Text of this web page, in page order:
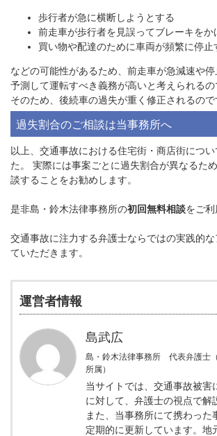
歩行者が急に横断しようとする
前走車が歩行者を見誤ってブレーキをか
買い物や配達のために車両が頻繁に停止
などの可能性があるため、前走車が急減速や
予測して運転すべき義務が高いと考えられるの
そのため、後続車の過失が重く修正されるので
過失割合のご相談は当事務所へ
以上、交通事故における住宅街・商店街につ
た。 実際には事案ごとに過失割合が異なるた
談することをお勧めします。
是非島・鈴木法律事務所の初回無料相談をご利
交通事故に注力する弁護士ならではの実践的
ていただきます。
運営者情報
島武広
島・鈴木法律事務所 代表弁護士
所属）
当サイトでは、交通事故被害
に対して、弁護士の視点で解
また、当事務所にて携わった
定期的に更新しています。地